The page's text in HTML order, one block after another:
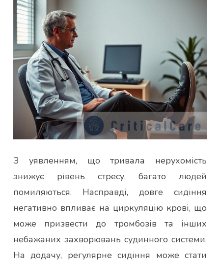
З уявленням, що тривала нерухомість
знижує рівень стресу, багато людей
помиляються. Насправді, довге сидіння
негативно впливає на циркуляцію крові, що
може призвести до тромбозів та інших
небажаних захворювань судинного системи.
На додачу, регулярне сидіння може стати